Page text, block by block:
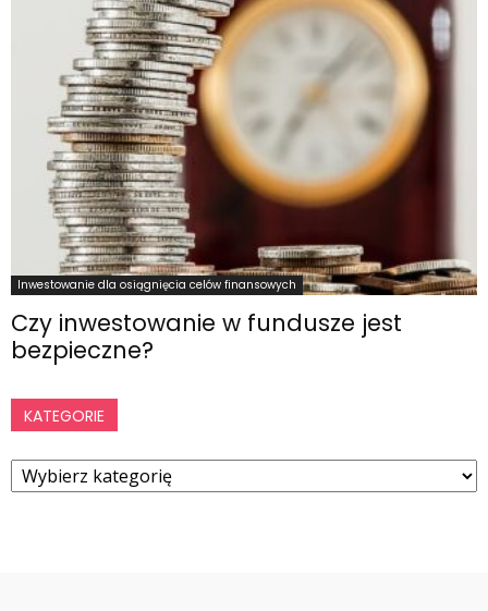
Inwestowanie dla osiągnięcia celów finansowych
Czy inwestowanie w fundusze jest
bezpieczne?
KATEGORIE
Kategorie